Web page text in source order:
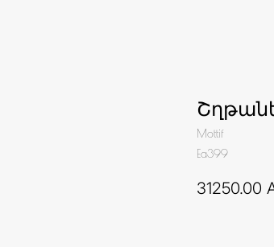
Mottif
Ea399
31250.00